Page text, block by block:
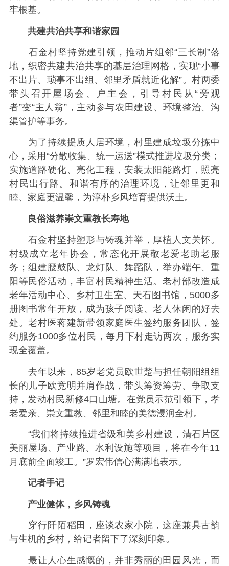
牢根基。
共建共治共享和谐家园
石金村坚持党建引领，推动片组邻“三长制”落
地，织密共建共治共享的基层治理网格，实现“小事
不出片、琐事不出组、邻里矛盾就近化解”。村两委
带头召开屋场会、户主会，引导村民从“旁观
者”变“主人翁”，主动参与农田建设、环境整治、沟
渠管护等事务。
为了持续提质人居环境，村里建成垃圾分拣中
心，采用“分散收集、统一运送”模式推进垃圾分类；
实施道路硬化、亮化工程，安装太阳能路灯，照亮
村民出行路。和谐有序的治理环境，让邻里更和
睦、家庭更温馨，为淳朴乡风培育提供沃土。
良俗滋养崇文重教长寿地
石金村坚持塑形与铸魂并举，厚植人文关怀。
村级成立老年协会，常态化开展敬老爱老助老服
务；组建腰鼓队、龙灯队、舞蹈队，举办端午、重
阳等民俗活动，丰富村民精神生活。老村部改造成
老年活动中心、乡村卫生室、天石图书馆，5000多
册图书常年开放，成为孩子阅读、老人休闲的好去
处。老村医蒋建新带领家庭医生签约服务团队，签
约服务1000多位村民，每月下村走访两次，服务实
现全覆盖。
去年以来，85岁老党员欧世楚与担任朝阳组组
长的儿子欧竞明并肩作战，带头筹资筹劳、争取支
持，发动村民新修4口山塘。在党员示范引领下，孝
老爱亲、崇文重教、邻里和睦的美德浸润全村。
“我们将持续推进省级和美乡村建设，清石片区
美丽屋场、产业路、水利设施等项目，将在今年11
月底前全面竣工。”罗宏伟信心满满地表示。
记者手记
产业健体，乡风铸魂
穿行阡陌稻田，座谈农家小院，这座兼具古韵
与生机的乡村，给记者留下了深刻印象。
最让人心生感慨的，并非秀丽的田园风光，而